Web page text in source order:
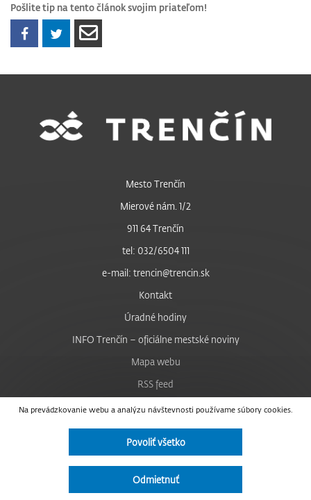
Pošlite tip na tento článok svojim priateľom!
Na prevádzkovanie webu a analýzu návštevnosti používame súbory cookies.
Povoliť všetko
Odmietnuť
Mesto Trenčín
Mierové nám. 1/2
911 64 Trenčín
tel: 032/6504 111
e-mail: trencin@trencin.sk
Kontakt
Úradné hodiny
INFO Trenčín – oficiálne mestské noviny
Mapa webu
RSS feed
Nastavenie cookies
Facebook
Instagram
Vyhlásenie o prístupnosti